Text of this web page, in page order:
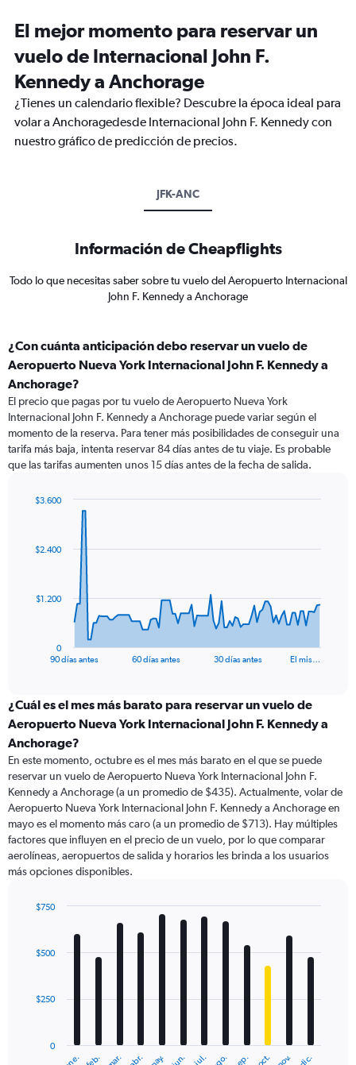
El mejor momento para reservar un
vuelo de Internacional John F.
Kennedy a Anchorage
¿Tienes un calendario flexible? Descubre la época ideal para
volar a Anchoragedesde Internacional John F. Kennedy con
nuestro gráfico de predicción de precios.
JFK-ANC
Información de Cheapflights
Todo lo que necesitas saber sobre tu vuelo del Aeropuerto Internacional
John F. Kennedy a Anchorage
¿Con cuánta anticipación debo reservar un vuelo de
Aeropuerto Nueva York Internacional John F. Kennedy a
Anchorage?
El precio que pagas por tu vuelo de Aeropuerto Nueva York
Internacional John F. Kennedy a Anchorage puede variar según el
momento de la reserva. Para tener más posibilidades de conseguir una
tarifa más baja, intenta reservar 84 días antes de tu viaje. Es probable
que las tarifas aumenten unos 15 días antes de la fecha de salida.
data
The
categories.
Range:
91
categories.
The
chart
has
1
Y
axis
displaying
values.
to
90 días antes 60 días antes 30 días antes El mis…
0
$1.200
$2.400
$3.600
¿Cuál es el mes más barato para reservar un vuelo de
Aeropuerto Nueva York Internacional John F. Kennedy a
Anchorage?
En este momento, octubre es el mes más barato en el que se puede
reservar un vuelo de Aeropuerto Nueva York Internacional John F.
Kennedy a Anchorage (a un promedio de $435). Actualmente, volar de
Aeropuerto Nueva York Internacional John F. Kennedy a Anchorage en
mayo es el momento más caro (a un promedio de $713). Hay múltiples
factores que influyen en el precio de un vuelo, por lo que comparar
aerolíneas, aeropuertos de salida y horarios les brinda a los usuarios
más opciones disponibles.
with
12
The
feb. abr. jun. jul. oct. nov. dic.
0
$250
$500
$750